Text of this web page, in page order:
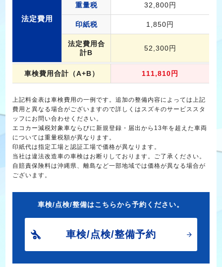
法定費用
重量税 32,800円
印紙税 1,850円
法定費用合
計B
52,300円
車検費用合計（A+B） 111,810円
上記料金表は車検費用の一例です。追加の整備内容によっては上記
費用と異なる場合がございますので詳しくはスズキのサービススタ
ッフにお問い合わせください。
エコカー減税対象車ならびに新規登録・届出から13年を超えた車両
については重量税額が異なります。
印紙代は指定工場と認証工場で価格が異なります。
当社は違法改造車の車検はお断りしております。ご了承ください。
自賠責保険料は沖縄県、離島など一部地域では価格が異なる場合が
ございます。
車検/点検/整備はこちらから予約ください。
車検/点検/整備予約